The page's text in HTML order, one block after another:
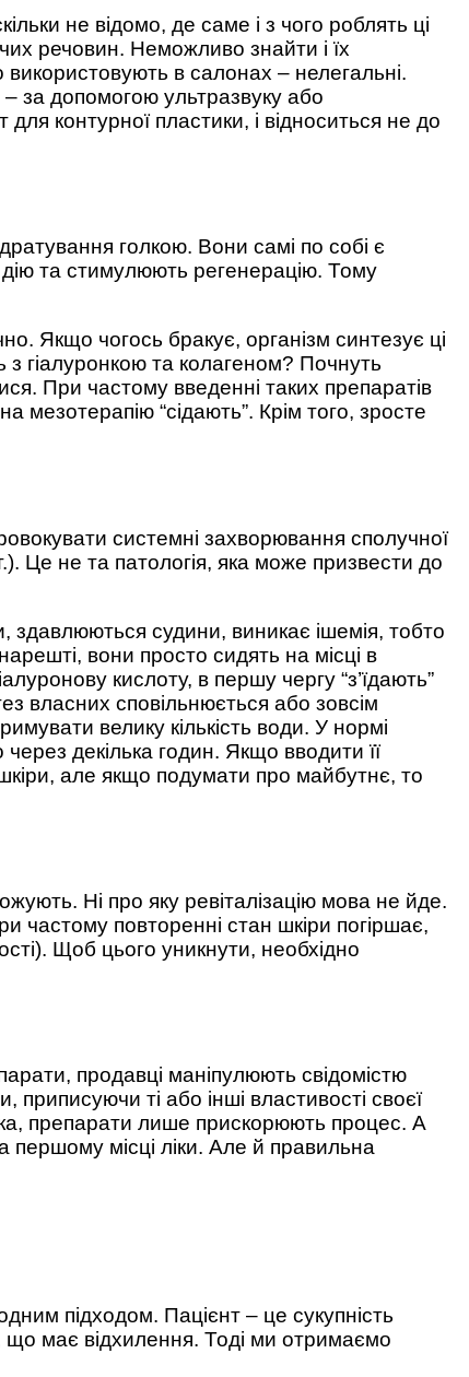
не відомо, де саме і з чого роблять ці
речовин. Неможливо знайти і їх
використовують в салонах – нелегальні.
за допомогою ультразвуку або
контурної пластики, і відноситься не до
голкою. Вони самі по собі є
та стимулюють регенерацію. Тому
Якщо чогось бракує, організм синтезує ці
гіалуронкою та колагеном? Почнуть
При частому введенні таких препаратів
мезотерапію “сідають”. Крім того, зросте
системні захворювання сполучної
Це не та патологія, яка може призвести до
здавлюються судини, виникає ішемія, тобто
вони просто сидять на місці в
кислоту, в першу чергу “з’їдають”
власних сповільнюється або зовсім
велику кількість води. У нормі
декілька годин. Якщо вводити її
але якщо подумати про майбутнє, то
Ні про яку ревіталізацію мова не йде.
частому повторенні стан шкіри погіршає,
Щоб цього уникнути, необхідно
продавці маніпулюють свідомістю
приписуючи ті або інші властивості своєї
препарати лише прискорюють процес. А
першому місці ліки. Але й правильна
підходом. Пацієнт – це сукупність
що має відхилення. Тоді ми отримаємо